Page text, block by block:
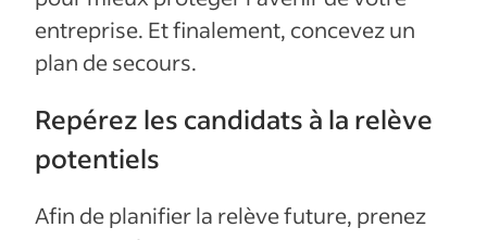
entreprise. Et finalement, concevez un
plan de secours.
Repérez les candidats à la relève
potentiels
Afin de planifier la relève future, prenez